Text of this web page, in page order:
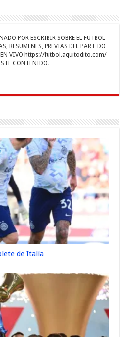
r
POR ESCRIBIR SOBRE EL FUTBOL
RESUMENES, PREVIAS DEL PARTIDO
EN VIVO https://futbol.aquitodito.com/
CONTENIDO.
de Italia